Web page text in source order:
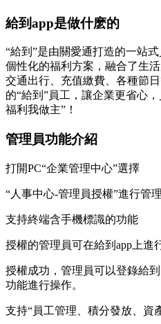
給到app是做什麽的
“給到”是由關愛通打造的一站
個性化的福利方案，融合了生
交通出行、充值繳費、各種節
的“給到”員工，讓企業更省心
福利我做主”！
管理員功能介紹
打開PC“企業管理中心”選擇
“人事中心-管理員授權”進行管
支持終端含手機標識的功能
授權的管理員可在給到app上進
授權成功，管理員可以登錄給
功能進行操作。
支持“員工管理、積分發放、